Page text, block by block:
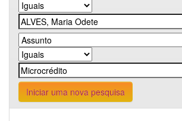
Iniciar uma nova pesquisa